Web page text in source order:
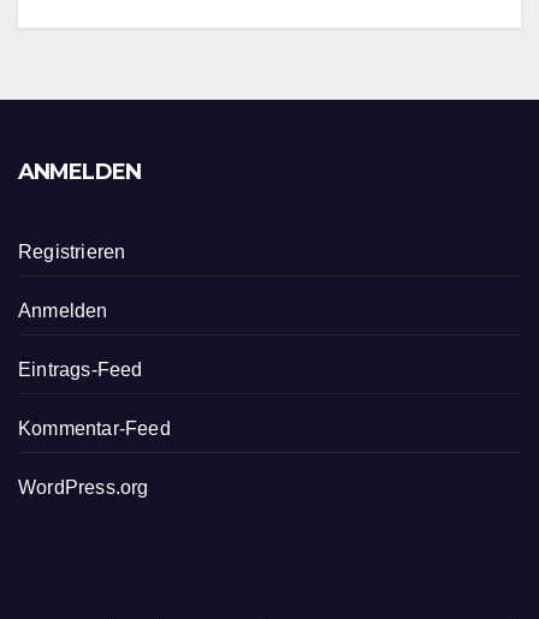
ANMELDEN
Registrieren
Anmelden
Eintrags-Feed
Kommentar-Feed
WordPress.org